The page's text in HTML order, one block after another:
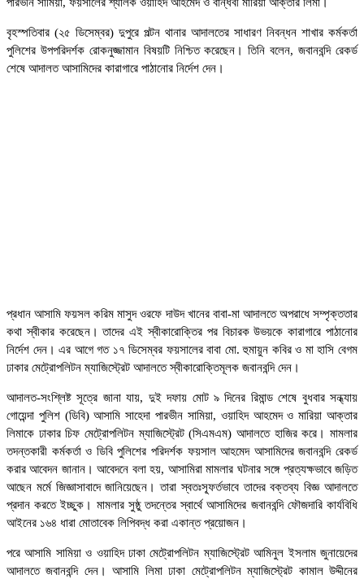
বৃহস্পতিবার (২৫ ডিসেম্বর) দুপুরে পল্টন থানার আদালতের সাধারণ নিবন্ধন শাখার কর্মকর্তা
পুলিশের উপপরিদর্শক রোকনুজ্জামান বিষয়টি নিশ্চিত করেছেন। তিনি বলেন, জবানবন্দি রেকর্ড
শেষে আদালত আসামিদের কারাগারে পাঠানোর নির্দেশ দেন।
প্রধান আসামি ফয়সল করিম মাসুদ ওরফে দাউদ খানের বাবা-মা আদালতে অপরাধে সম্পৃক্ততার
কথা স্বীকার করেছেন। তাদের এই স্বীকারোক্তির পর বিচারক উভয়কে কারাগারে পাঠানোর
নির্দেশ দেন। এর আগে গত ১৭ ডিসেম্বর ফয়সালের বাবা মো. হুমায়ুন কবির ও মা হাসি বেগম
ঢাকার মেট্রোপলিটন ম্যাজিস্ট্রেট আদালতে স্বীকারোক্তিমূলক জবানবন্দি দেন।
আদালত-সংশ্লিষ্ট সূত্রে জানা যায়, দুই দফায় মোট ৯ দিনের রিমান্ড শেষে বুধবার সন্ধ্যায়
গোয়েন্দা পুলিশ (ডিবি) আসামি সাহেদা পারভীন সামিয়া, ওয়াহিদ আহমেদ ও মারিয়া আক্তার
লিমাকে ঢাকার চিফ মেট্রোপলিটন ম্যাজিস্ট্রেট (সিএমএম) আদালতে হাজির করে। মামলার
তদন্তকারী কর্মকর্তা ও ডিবি পুলিশের পরিদর্শক ফয়সাল আহমেদ আসামিদের জবানবন্দি রেকর্ড
করার আবেদন জানান। আবেদনে বলা হয়, আসামিরা মামলার ঘটনার সঙ্গে প্রত্যক্ষভাবে জড়িত
আছেন মর্মে জিজ্ঞাসাবাদে জানিয়েছেন। তারা স্বতঃস্ফূর্তভাবে তাদের বক্তব্য বিজ্ঞ আদালতে
প্রদান করতে ইচ্ছুক। মামলার সুষ্ঠু তদন্তের স্বার্থে আসামিদের জবানবন্দি ফৌজদারি কার্যবিধি
আইনের ১৬৪ ধারা মোতাবেক লিপিবদ্ধ করা একান্ত প্রয়োজন।
পরে আসামি সামিয়া ও ওয়াহিদ ঢাকা মেট্রোপলিটন ম্যাজিস্ট্রেট আমিনুল ইসলাম জুনায়েদের
আদালতে জবানবন্দি দেন। আসামি লিমা ঢাকা মেট্রোপলিটন ম্যাজিস্ট্রেট কামাল উদ্দীনের